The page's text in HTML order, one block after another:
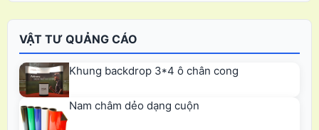
VẬT TƯ QUẢNG CÁO
Khung backdrop 3*4 ô chân cong
Nam châm dẻo dạng cuộn